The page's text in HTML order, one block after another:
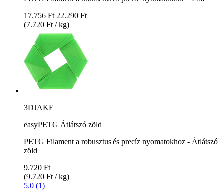
17.756 Ft 22.290 Ft
(7.720 Ft / kg)
3DJAKE
easyPETG Átlátszó zöld
PETG Filament a robusztus és precíz nyomatokhoz - Átlátszó
zöld
9.720 Ft
(9.720 Ft / kg)
5.0 (1)